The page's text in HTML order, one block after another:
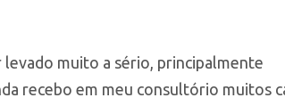
muito a sério, principalmente
recebo em meu consultório muitos